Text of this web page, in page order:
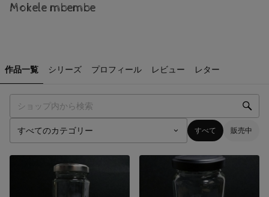
Mokele mbembe
作品一覧 シリーズ プロフィール レビュー レター
すべて 販売中